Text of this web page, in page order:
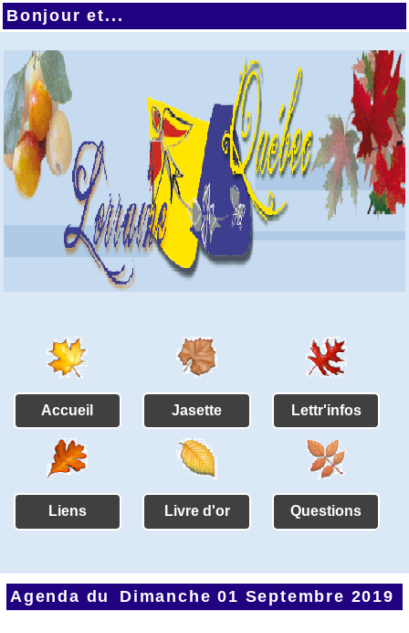
Bonjour et...
Accueil Jasette Lettr'infos
Liens Livre d'or Questions
Agenda du Dimanche 01 Septembre 2019